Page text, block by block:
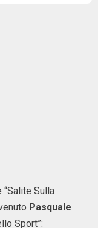
Sulla
Pasquale
Sport”: